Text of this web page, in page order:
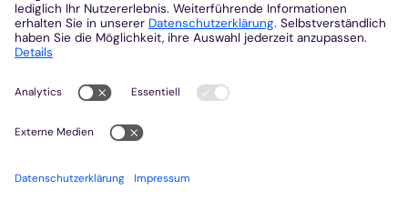
Kontakt
+49 241 452-0
kommunikation@bistum-aachen.de